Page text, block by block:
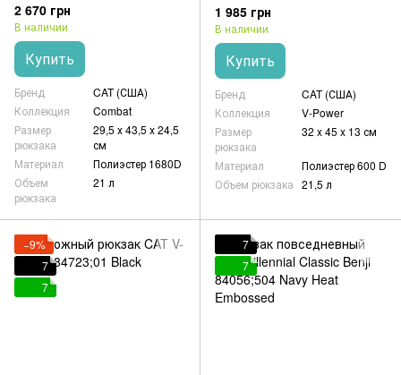
2 670 грн
В наличии
Купить
Бренд
CAT (США)
Коллекция
Combat
Размер
рюкзака
29,5 х 43,5 х 24,5
см
Материал
Полиэстер 1680D
Объем
рюкзака
21 л
1 985 грн
В наличии
Купить
Бренд
CAT (США)
Коллекция
V-Power
Размер
рюкзака
32 x 45 x 13 см
Материал
Полиэстер 600 D
Объем рюкзака 21,5 л
−9%
7
7
7
7